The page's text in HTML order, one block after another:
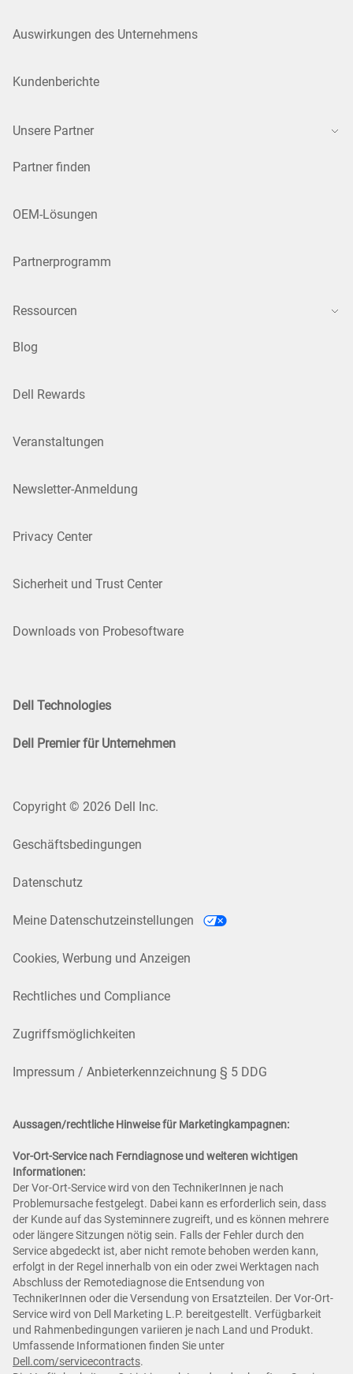
Auswirkungen des Unternehmens
Kundenberichte
Unsere Partner
Partner finden
OEM-Lösungen
Partnerprogramm
Ressourcen
Blog
Dell Rewards
Veranstaltungen
Newsletter-Anmeldung
Privacy Center
Sicherheit und Trust Center
Downloads von Probesoftware
Dell Technologies
Dell Premier für Unternehmen
Copyright © 2026 Dell Inc.
Geschäftsbedingungen
Datenschutz
Meine Datenschutzeinstellungen
Cookies, Werbung und Anzeigen
Rechtliches und Compliance
Zugriffsmöglichkeiten
Impressum / Anbieterkennzeichnung § 5 DDG
Aussagen/rechtliche Hinweise für Marketingkampagnen:
Vor-Ort-Service nach Ferndiagnose und weiteren wichtigen
Informationen:
Der Vor-Ort-Service wird von den TechnikerInnen je nach
Problemursache festgelegt. Dabei kann es erforderlich sein, dass
der Kunde auf das Systeminnere zugreift, und es können mehrere
oder längere Sitzungen nötig sein. Falls der Fehler durch den
Service abgedeckt ist, aber nicht remote behoben werden kann,
erfolgt in der Regel innerhalb von ein oder zwei Werktagen nach
Abschluss der Remotediagnose die Entsendung von
TechnikerInnen oder die Versendung von Ersatzteilen. Der Vor-Ort-
Service wird von Dell Marketing L.P. bereitgestellt. Verfügbarkeit
und Rahmenbedingungen variieren je nach Land und Produkt.
Umfassende Informationen finden Sie unter
Dell.com/servicecontracts.